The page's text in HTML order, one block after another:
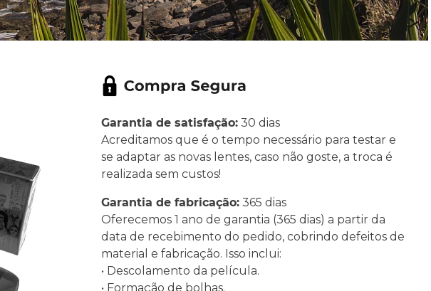
Garantia de satisfação:30 dias
Acreditamos que é o tempo necessário para testar e
se adaptar as novas lentes, caso não goste, a troca é
realizada sem custos!
Garantia de fabricação:365 dias
Oferecemos 1 ano de garantia (365 dias) a partir da
data de recebimento do pedido, cobrindo defeitos de
material e fabricação. Isso inclui:
• Descolamento da película.
• Formação de bolhas.